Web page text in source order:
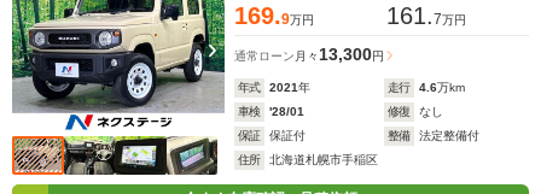
169.9万円 161.7万円
通常ローン 月々 13,300円
年式 2021年 走行 4.6万km
車検
'28/01 修復
なし
保証
保証付 整備
法定整備付
住所
北海道札幌市手稲区